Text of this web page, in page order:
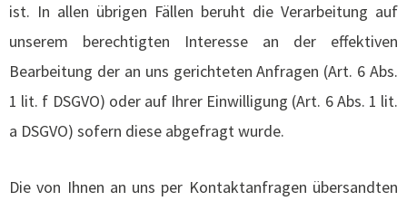
ist. In allen übrigen Fällen beruht die Verarbeitung auf
unserem berechtigten Interesse an der effektiven
Bearbeitung der an uns gerichteten Anfragen (Art. 6 Abs.
1 lit. f DSGVO) oder auf Ihrer Einwilligung (Art. 6 Abs. 1 lit.
a DSGVO) sofern diese abgefragt wurde.
Die von Ihnen an uns per Kontaktanfragen übersandten